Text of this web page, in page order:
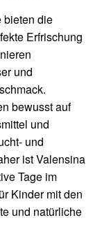
bieten die
Erfrischung
und
bewusst auf
und
und
ist Valensina
Tage im
Kinder mit den
und natürliche